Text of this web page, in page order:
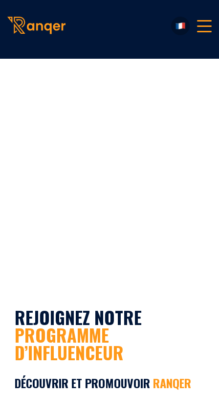
REJOIGNEZ NOTRE
PROGRAMME
D’INFLUENCEUR
DÉCOUVRIR ET PROMOUVOIR RANQER